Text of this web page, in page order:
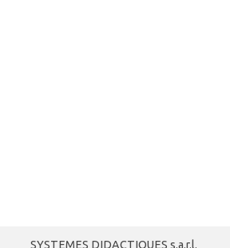
SYSTEMES DIDACTIQUES s.a.r.l.